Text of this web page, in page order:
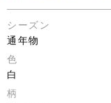
シーズン
通年物
色
白
柄